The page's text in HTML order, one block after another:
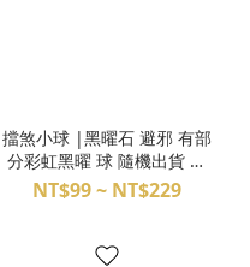
擋煞小球 |黑曜石 避邪 有部
分彩虹黑曜 球 隨機出貨 專
屬配對 3BQ31-
01,04,05,06,07,10,13
NT$99 ~ NT$229